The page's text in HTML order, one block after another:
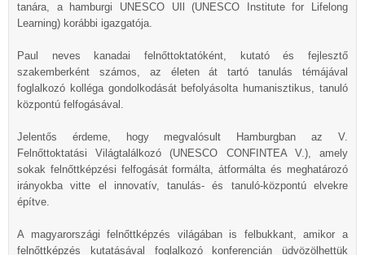
tanára, a hamburgi UNESCO UIl (UNESCO Institute for Lifelong
Learning) korábbi igazgatója.
Paul neves kanadai felnőttoktatóként, kutató és fejlesztő
szakemberként számos, az életen át tartó tanulás témájával
foglalkozó kolléga gondolkodását befolyásolta humanisztikus, tanuló
központú felfogásával.
Jelentős érdeme, hogy megvalósult Hamburgban az V.
Felnőttoktatási Világtalálkozó (UNESCO CONFINTEA V.), amely
sokak felnőttképzési felfogását formálta, átformálta és meghatározó
irányokba vitte el innovatív, tanulás- és tanuló-központú elvekre
építve.
A magyarországi felnőttképzés világában is felbukkant, amikor a
felnőttképzés kutatásával foglalkozó konferencián üdvözölhettük